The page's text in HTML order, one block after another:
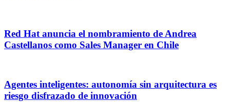
Red Hat anuncia el nombramiento de Andrea
Castellanos como Sales Manager en Chile
Agentes inteligentes: autonomía sin arquitectura es
riesgo disfrazado de innovación